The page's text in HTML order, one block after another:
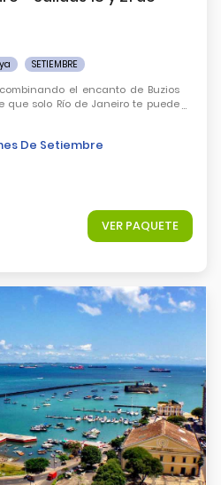
SETIEMBRE
el encanto de Buzios
que solo Río de Janeiro te puede
De Setiembre
VER PAQUETE